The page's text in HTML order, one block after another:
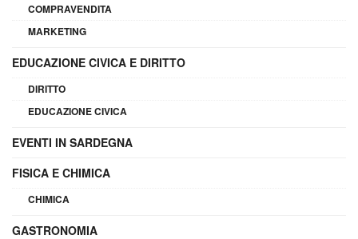
COMPRAVENDITA
MARKETING
EDUCAZIONE CIVICA E DIRITTO
DIRITTO
EDUCAZIONE CIVICA
EVENTI IN SARDEGNA
FISICA E CHIMICA
CHIMICA
GASTRONOMIA